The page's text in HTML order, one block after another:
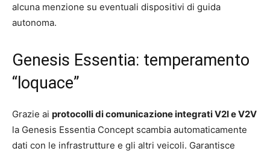
alcuna menzione su eventuali dispositivi di guida
autonoma.
Genesis Essentia: temperamento
“loquace”
Grazie ai protocolli di comunicazione integrati V2I e V2V
la Genesis Essentia Concept scambia automaticamente
dati con le infrastrutture e gli altri veicoli. Garantisce